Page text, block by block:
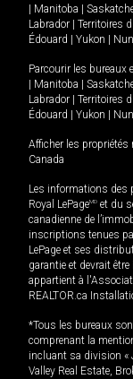
Manitoba
Labrador
Territoires
Édouard
Yukon
Parcourir les bureaux
Manitoba
Labrador
Territoires
Édouard
Yukon
Afficher les propriétés
Canada
Les informations des
Royal LePageMD et du
canadienne de
inscriptions tenues
LePage et ses
garantie et devrait
appartient à
REALTOR.ca
*Tous les bureaux
comprenant la
incluant sa division «
Valley Real Estate,